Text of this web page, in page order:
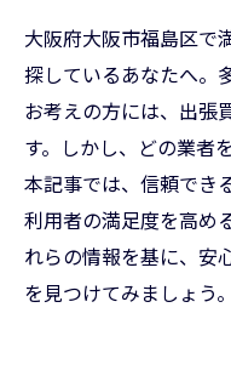
大阪府大阪市福島区で
探しているあなたへ。
お考えの方には、出張
す。しかし、どの業者
本記事では、信頼でき
利用者の満足度を高め
れらの情報を基に、安
を見つけてみましょう。